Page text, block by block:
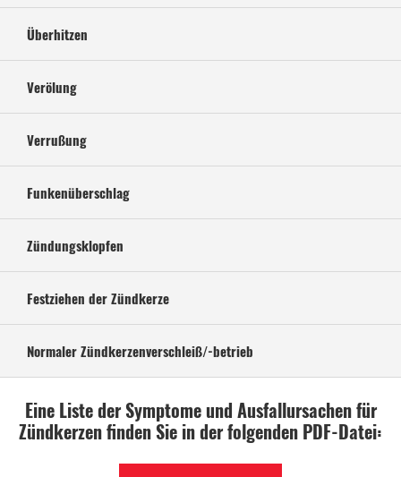
Überhitzen
Verölung
Verrußung
Funkenüberschlag
Zündungsklopfen
Festziehen der Zündkerze
Normaler Zündkerzenverschleiß/-betrieb
Eine Liste der Symptome und Ausfallursachen für
Zündkerzen finden Sie in der folgenden PDF-Datei: